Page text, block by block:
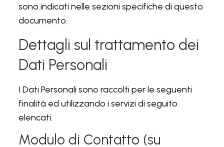
sono indicati nelle sezioni specifiche di questo
documento.
Dettagli sul trattamento dei
Dati Personali
I Dati Personali sono raccolti per le seguenti
finalità ed utilizzando i servizi di seguito
elencati.
Modulo di Contatto (su